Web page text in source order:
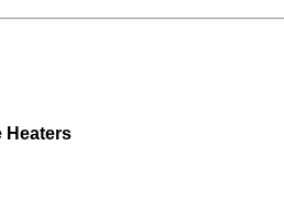
Heaters